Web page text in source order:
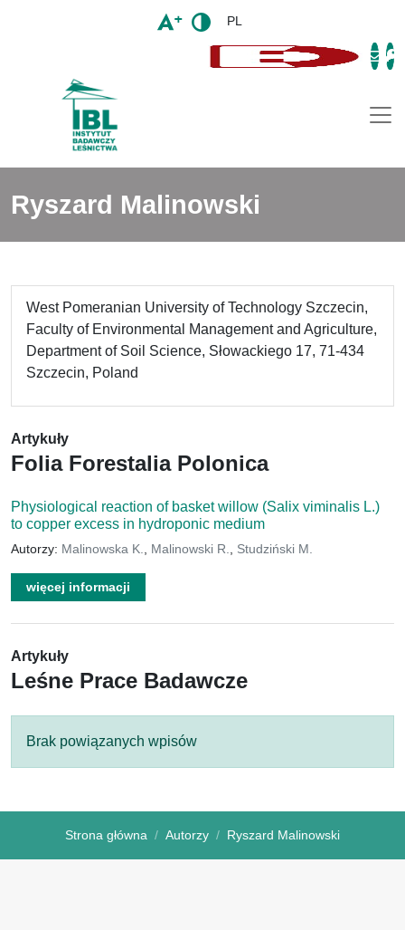
PL
Ryszard Malinowski
West Pomeranian University of Technology Szczecin,
Faculty of Environmental Management and Agriculture,
Department of Soil Science, Słowackiego 17, 71-434
Szczecin, Poland
Artykuły
Folia Forestalia Polonica
Physiological reaction of basket willow (Salix viminalis L.)
to copper excess in hydroponic medium
Autorzy: Malinowska K. Malinowski R. Studziński M.
więcej informacji
Artykuły
Leśne Prace Badawcze
Brak powiązanych wpisów
Strona główna Autorzy Ryszard Malinowski